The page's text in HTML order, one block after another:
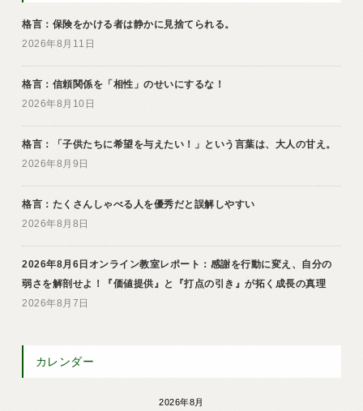
格言：保険をかける者は静かに見捨てられる。
2026年8月11日
格言：信頼関係を「相性」のせいにするな！
2026年8月10日
格言：「子供たちに希望を与えたい！」という言葉は、大人の甘え。
2026年8月9日
格言：たくさんしゃべる人を優秀だと誤解しやすい
2026年8月8日
2026年8月6日オンライン教室レポート：感謝を行動に変え、自分の
弱さを解剖せよ！『価値提供』と『打点の引き』が拓く成長の真理
2026年8月7日
カレンダー
2026年8月